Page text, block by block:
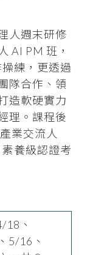
人週末研修
AI PM 班，
練，更透過
隊合作、領
造軟硬實力
理。課程後
產業交流人
養級認證考
18、
5/16、